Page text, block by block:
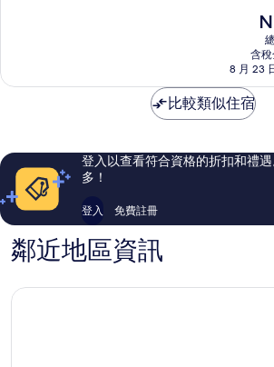
夠
評
論
現
在
價
格
為
含
8 月 23
比較類似住宿
登入以查看符合資格的折扣和禮
多！
登入 免費註冊
鄰近地區資訊